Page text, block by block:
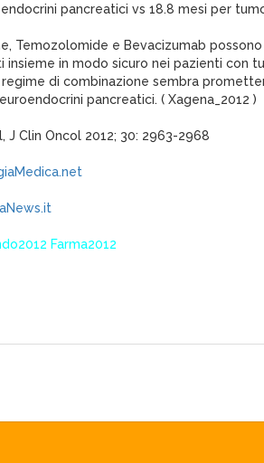
pancreatici vs 18.8 mesi per
Temozolomide e Bevacizumab
insieme in modo sicuro nei pazienti con
regime di combinazione sembra
pancreatici. ( Xagena_2012 )
J Clin Oncol 2012; 30: 2963-2968
Farma2012